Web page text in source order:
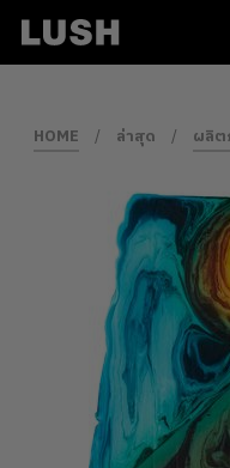
HOME / ล่าสุด / ผลิ